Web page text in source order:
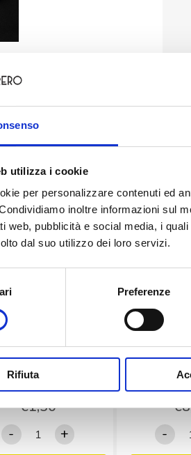
utilizza i cookie
per personalizzare contenuti ed
inoltre informazioni sul
web, pubblicità e social media, i
dal suo utilizzo dei loro servizi.
Preferenze
Rifiuta
+
a crimpare per RG58
€1,50
-
Connettore
+
da pannello
poli –
€
-